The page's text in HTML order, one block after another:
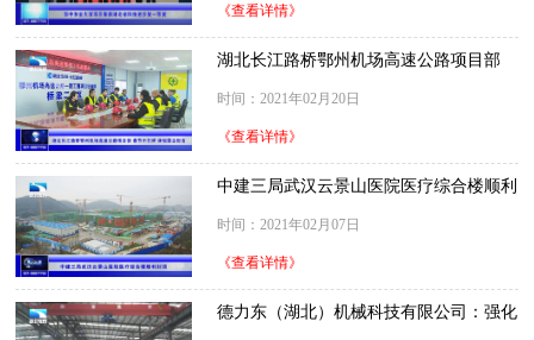
《查看详情》
湖北长江路桥鄂州机场高速公路项目部
时间：2021年02月20日
《查看详情》
中建三局武汉云景山医院医疗综合楼顺利
时间：2021年02月07日
《查看详情》
德力东（湖北）机械科技有限公司：强化